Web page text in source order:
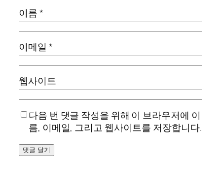
이름*
이메일 *
웹사이트
다음 번 댓글 작성을 위해 이 브라우저에 이
름, 이메일, 그리고 웹사이트를 저장합니다.